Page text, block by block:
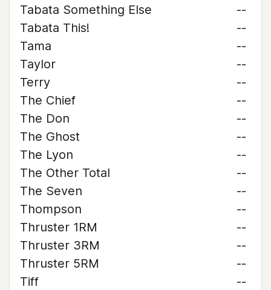
Tabata Something Else
--
Tabata This!
--
Tama
--
Taylor
--
Terry
--
The Chief
--
The Don
--
The Ghost
--
The Lyon
--
The Other Total
--
The Seven
--
Thompson
--
Thruster 1RM
--
Thruster 3RM
--
Thruster 5RM
--
Tiff
--